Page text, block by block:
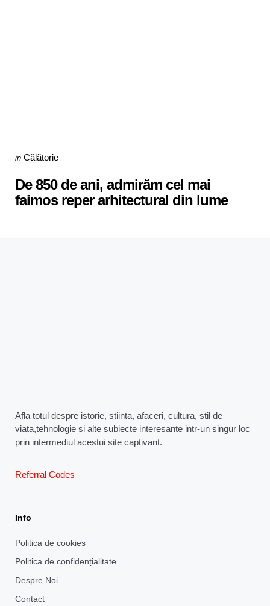
Categories
Posted
in Călătorie
De 850 de ani, admirăm cel mai
faimos reper arhitectural din lume
Afla totul despre istorie, stiinta, afaceri, cultura, stil de
viata,tehnologie si alte subiecte interesante intr-un singur loc
prin intermediul acestui site captivant.
Referral Codes
Info
Politica de cookies
Politica de confidențialitate
Despre Noi
Contact